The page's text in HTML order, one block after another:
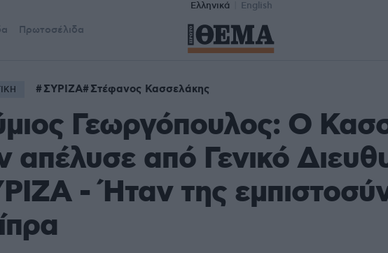
Ελληνικά English
Πρωτοσέλιδα
ΣΥΡΙΖΑ Στέφανος Κασσελάκης
Γεωργόπουλος: Ο
απέλυσε από Γενικό
- Ήταν της